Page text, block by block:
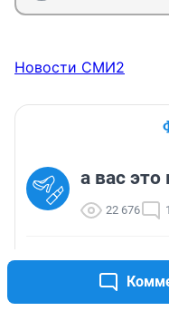
Новости СМИ2
а вас это
22 676
Про
8 575